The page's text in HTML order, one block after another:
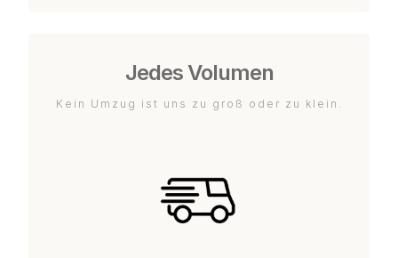
Jedes Volumen
Kein Umzug ist uns zu groß oder zu klein.